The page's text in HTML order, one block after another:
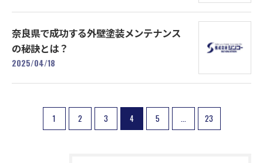
奈良県で成功する外壁塗装メンテナンス
の秘訣とは？
2025/04/18
1 2 3 4 5 ... 23